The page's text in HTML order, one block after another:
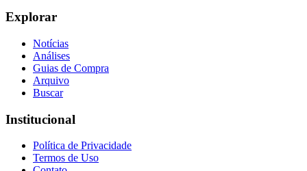
Explorar
Notícias
Análises
Guias de Compra
Arquivo
Buscar
Institucional
Política de Privacidade
Termos de Uso